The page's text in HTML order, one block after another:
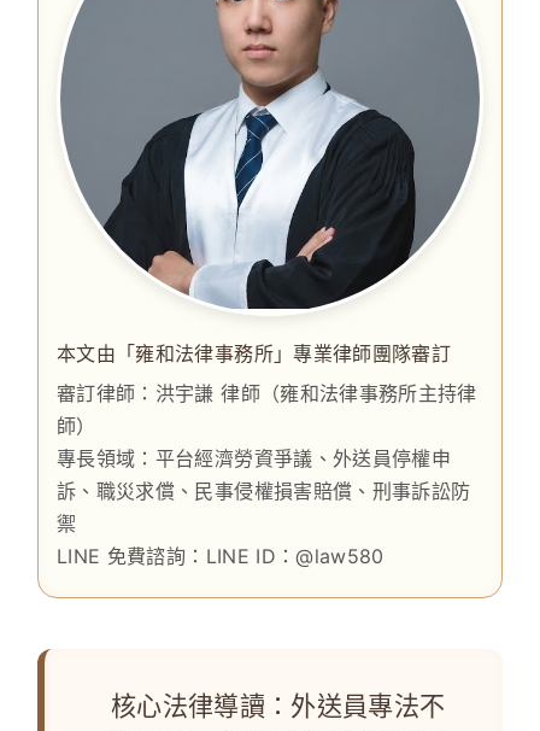
本文由「雍和法律事務所」專業律師團隊審訂
審訂律師： 洪宇謙 律師（雍和法律事務所主持律
師）
專長領域：平台經濟勞資爭議、外送員停權申
訴、職災求償、民事侵權損害賠償、刑事訴訟防
禦
LINE 免費諮詢：LINE ID：@law580
核心法律導讀：外送員專法不